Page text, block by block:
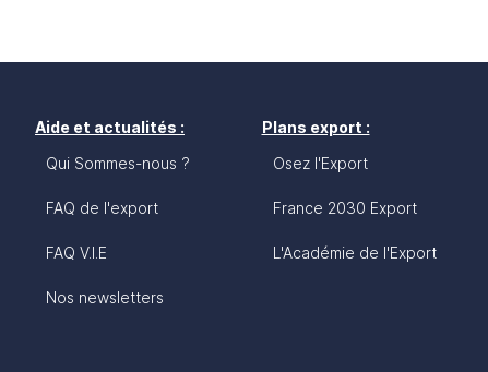
Aide et actualités :
Qui Sommes-nous ?
FAQ de l'export
FAQ V.I.E
Nos newsletters
Plans export :
Osez l'Export
France 2030 Export
L'Académie de l'Export